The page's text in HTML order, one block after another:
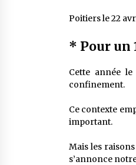
Poitiers le 22
* Pour un
Cette année
confinement.
Ce contexte
important.
Mais les
s’annonce